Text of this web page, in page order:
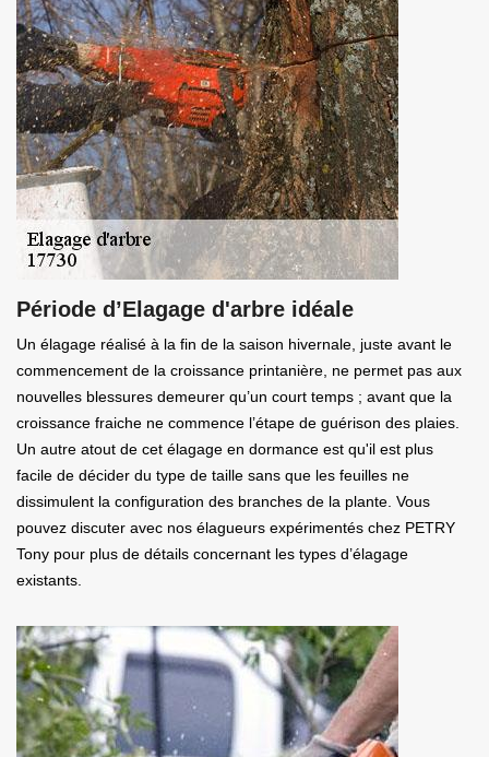
Période d’Elagage d'arbre idéale
Un élagage réalisé à la fin de la saison hivernale, juste avant le
commencement de la croissance printanière, ne permet pas aux
nouvelles blessures demeurer qu’un court temps ; avant que la
croissance fraiche ne commence l’étape de guérison des plaies.
Un autre atout de cet élagage en dormance est qu'il est plus
facile de décider du type de taille sans que les feuilles ne
dissimulent la configuration des branches de la plante. Vous
pouvez discuter avec nos élagueurs expérimentés chez PETRY
Tony pour plus de détails concernant les types d’élagage
existants.